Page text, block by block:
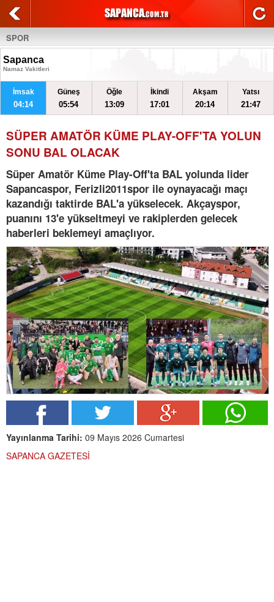
SPOR
Sapanca
Namaz Vakitleri
İmsak
04:14
Güneş
05:54
Öğle
13:09
İkindi
17:01
Akşam
20:14
Yatsı
21:47
SÜPER AMATÖR KÜME PLAY-OFF'TA YOLUN
SONU BAL OLACAK
Süper Amatör Küme Play-Off'ta BAL yolunda lider
Sapancaspor, Ferizli2011spor ile oynayacağı maçı
kazandığı taktirde BAL'a yükselecek. Akçayspor,
puanını 13'e yükseltmeyi ve rakiplerden gelecek
haberleri beklemeyi amaçlıyor.
Yayınlanma Tarihi: 09 Mayıs 2026 Cumartesi
SAPANCA GAZETESİ